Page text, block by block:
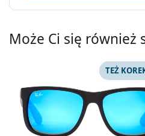
Może Ci się również
TEŻ